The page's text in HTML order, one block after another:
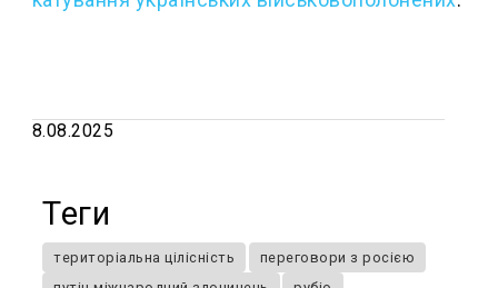
8.08.2025
Теги
територіальна цілісність
переговори з росією